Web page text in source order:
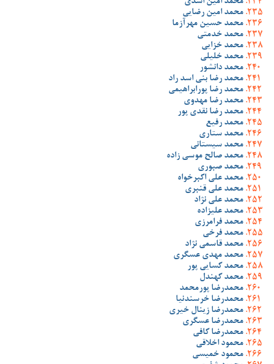
محمد امین اسدی
محمد امین رضایی
محمد حسین مهرآزما
محمد خدمتی
محمد خزایی
محمد خلیلی
محمد دانشور
محمد رضا بنی اسد راد
محمد رضا پورابراهیمی
محمد رضا مهدوی
محمد رضا نقدی پور
محمد رفیع
محمد ستاری
محمد سیستانی
محمد صالح موسی زاده
محمد صبوری
محمد علی اکبرخواه
محمد علی قنبری
محمد علی نژاد
محمد علیزاده
محمد فرامرزی
محمد فرخی
محمد قاسمی نژاد
محمد مهدی عسگری
محمد کسایی پور
محمد کهندل
محمدرضا پورمحمد
محمدرضا خرسندنیا
محمدرضا زینال خیری
محمدرضا عسگری
محمدرضا کافی
محمود اخلاقی
محمود خمیسی